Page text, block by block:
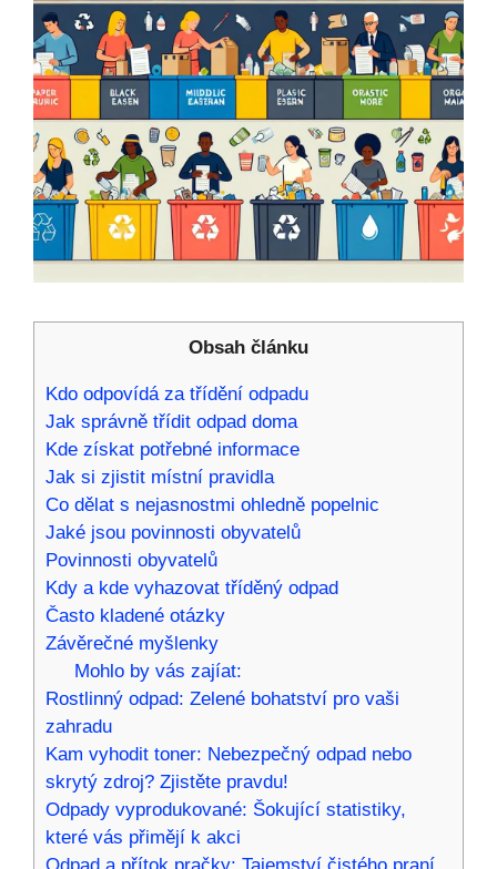
Obsah článku
Kdo odpovídá za třídění odpadu
Jak správně třídit odpad doma
Kde získat potřebné informace
Jak si zjistit místní pravidla
Co dělat s nejasnostmi ohledně popelnic
Jaké jsou povinnosti obyvatelů
Povinnosti obyvatelů
Kdy a kde vyhazovat tříděný odpad
Často kladené otázky
Závěrečné myšlenky
Mohlo by vás zajíat:
Rostlinný odpad: Zelené bohatství pro vaši
zahradu
Kam vyhodit toner: Nebezpečný odpad nebo
skrytý zdroj? Zjistěte pravdu!
Odpady vyprodukované: Šokující statistiky,
které vás přimějí k akci